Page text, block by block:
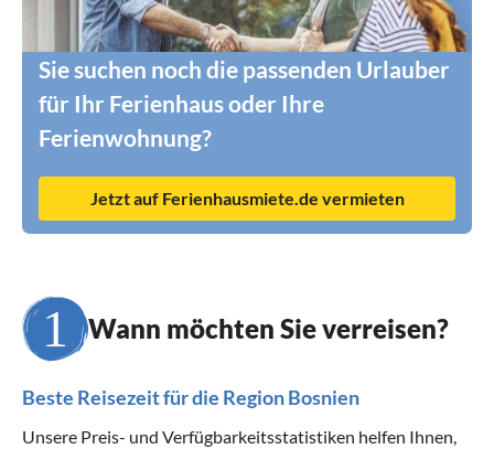
Sie suchen noch die passenden Urlauber
für Ihr Ferienhaus oder Ihre
Ferienwohnung?
Jetzt auf Ferienhausmiete.de vermieten
Wann möchten Sie verreisen?
Beste Reisezeit für die Region Bosnien
Unsere Preis- und Verfügbarkeitsstatistiken helfen Ihnen,